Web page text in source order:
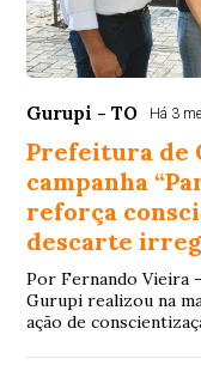
Gurupi - TO Há 3
Prefeitura de
campanha
reforça
descarte
Por Fernando Vieira
Gurupi realizou na
ação de